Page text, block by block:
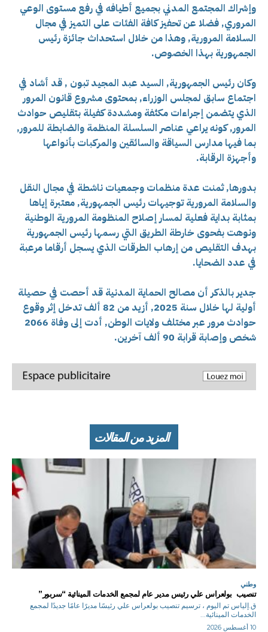
وإشراك المجتمع المدني بجميع أطيافه في رفع مستوى الوعي
المروري, فضلا عن تحفيز كافة الفئات على التميز في مجال
السلامة المرورية, وهذا من خلال استحداث جائزة رئيس
الجمهورية بهذا الخصوص.
وكان رئيس الجمهورية, السيد عبد المجيد تبون , قد أشاد في
اجتماع سابق لمجلس الوزراء, بمحتوى مشروع قانون المرور
الذي يتضمن إجراءات مكثفة ومشددة كفيلة بتقليص حوادث
المرور, كونه يراعي عناصر السلسلة المنظمة والضابطة للمرور,
بما فيها مدارس السياقة والسائقين والمركبات بأنواعها
وأجهزة الرقابة.
بدورها, ثمنت عدة منظمات وجمعيات ناشطة في مجال النقل
والسلامة المرورية توجيهات رئيس الجمهورية, معتبرة إياها
بمثابة بداية فعلية لمسار إصلاح المنظومة المرورية الوطنية
ونوهت بفحوى خارطة الطريق التي رسمها رئيس الجمهورية
بهدف التقليص من إرهاب الطرقات الذي يسجل أرقاما مرعبة
في عدد الضحايا.
جدير بالذكر أن مصالح الحماية المدنية قد أحصت في حصيلة
أولية لها خلال سنة 2025, أزيد من 82 ألف تدخل إثر وقوع
حوادث مرور عبر مختلف ولايات الوطن, أدت إلى وفاة 2066
شخص وإصابة قرابة 90 ألف آخرين.
المزيد من المقالات
وطني
تنصيب بولعراس علي رئيس مدير عام لمجمع الخدمات المينائية “سربور”
ق.إلياس تم اليوم ، ترسيم تنصيب بولعراس علي رئيسًا مديرًا عامًا جديدًا لمجمع
الخدمات المينائية...
10 أغسطس 2026